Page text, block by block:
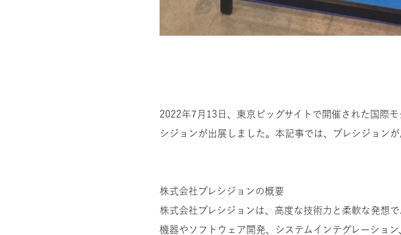
2022年7月13日、東京ビッグサイトで開催された国際
シジョンが出展しました。本記事では、プレシジョン
株式会社プレシジョンの概要
株式会社プレシジョンは、高度な技術力と柔軟な発想
機器やソフトウェア開発、システムインテグレーショ